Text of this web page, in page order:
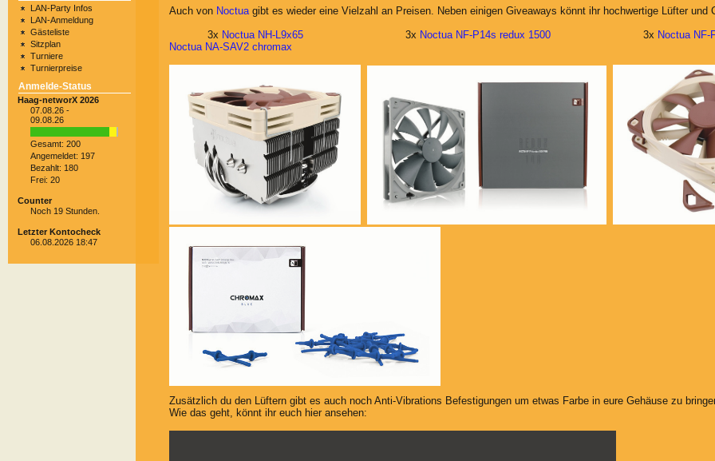
LAN-Party Infos
LAN-Anmeldung
Gästeliste
Sitzplan
Turniere
Turnierpreise
Anmelde-Status
Haag-networX 2026
07.08.26 -
09.08.26
Gesamt: 200
Angemeldet: 197
Bezahlt: 180
Frei: 20
Counter
Noch 19 Stunden.
Letzter Kontocheck
06.08.2026 18:47
Auch von Noctuagibt es wieder eine Vielzahl an Preisen. Neben einigen Giveaways könnt ihr hochwertige Lüfter und
3x Noctua NH-L9x65 3x Noctua NF-P14s redux 1500 3x Noctua NF-
Noctua NA-SAV2 chromax
Zusätzlich du den Lüftern gibt es auch noch Anti-Vibrations Befestigungen um etwas Farbe in eure Gehäuse zu
Wie das geht, könnt ihr euch hier ansehen: